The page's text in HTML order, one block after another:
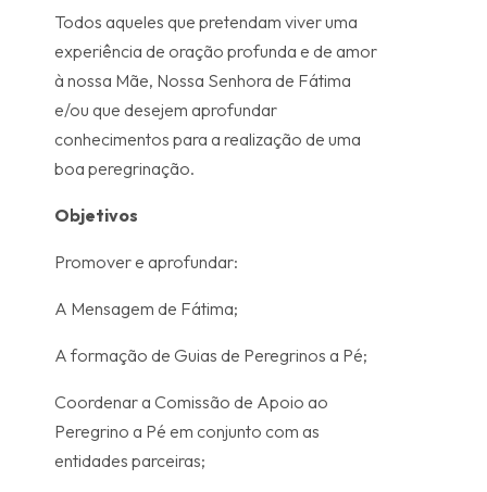
Todos aqueles que pretendam viver uma
experiência de oração profunda e de amor
à nossa Mãe, Nossa Senhora de Fátima
e/ou que desejem aprofundar
conhecimentos para a realização de uma
boa peregrinação.
Objetivos
Promover e aprofundar:
A Mensagem de Fátima;
A formação de Guias de Peregrinos a Pé;
Coordenar a Comissão de Apoio ao
Peregrino a Pé em conjunto com as
entidades parceiras;